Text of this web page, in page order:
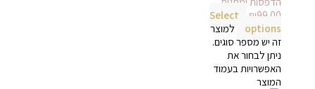
₪99.00
Select
options
למוצר
זה יש מספר סוגים.
ניתן לבחור את
האפשרויות בעמוד
המוצר